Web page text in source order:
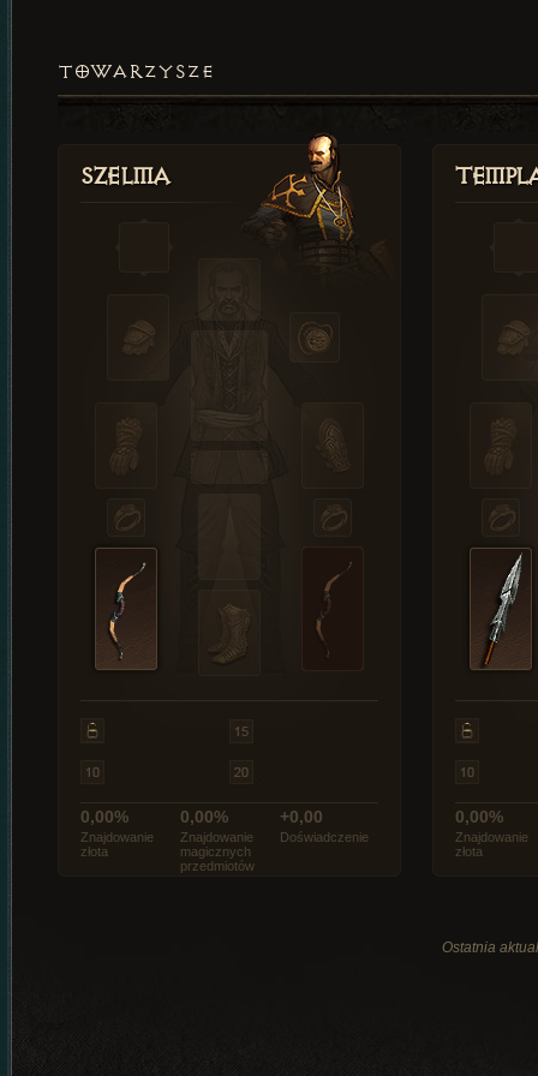
TOWARZYSZE
Szelma
0,00%
Znajdowanie
złota
0,00%
Znajdowanie
magicznych
przedmiotów
+0,00
Doświadczenie
0,00%
Znajdowanie
złota
Ostatnia